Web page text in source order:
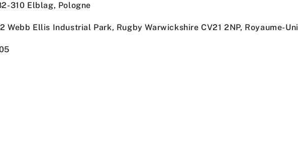
310 Elblag, Pologne
Webb Ellis Industrial Park, Rugby Warwickshire CV21 2NP, Royaume-Uni